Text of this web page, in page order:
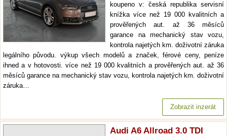
koupeno v: česká republika servisní
knížka více než 19 000 kvalitních a
prověřených aut. až 36 měsíců
garance na mechanický stav vozu,
kontrola najetých km. doživotní záruka
legálního původu. výkup všech modelů a značek, férové ceny, peníze
ihned a v hotovosti. více než 19 000 kvalitních a prověřených aut. až 36
měsíců garance na mechanický stav vozu, kontrola najetých km. doživotní
záruka…
Zobrazit inzerát
Audi A6 Allroad 3.0 TDI